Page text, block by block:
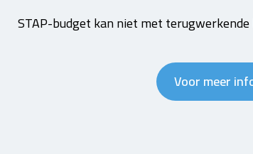
STAP-budget kan niet met
Voor meer